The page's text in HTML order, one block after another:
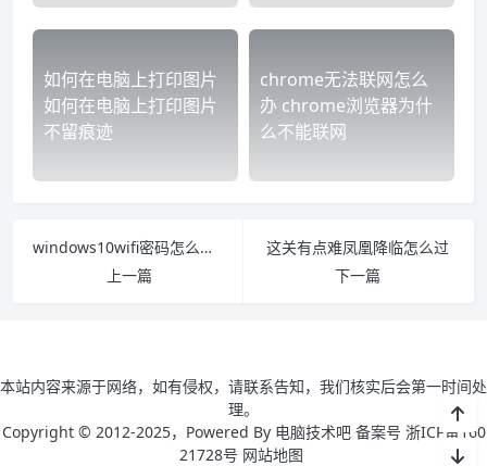
如何在电脑上打印图片
如何在电脑上打印图片
不留痕迹
chrome无法联网怎么
办 chrome浏览器为什
么不能联网
windows10wifi密码怎么看 win10Wi-Fi密码怎么看
上一篇
这关有点难凤凰降临怎么过
下一篇
本站内容来源于网络，如有侵权，请联系告知，我们核实后会第一时间处
理。
Copyright © 2012-2025，Powered By 电脑技术吧 备案号 浙ICP备160
21728号 网站地图